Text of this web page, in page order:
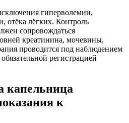
гиперволемии,
отёка лёгких. Контроль
сопровождаться
креатинина, мочевины,
проводится под наблюдением
регистрацией
капельница
к